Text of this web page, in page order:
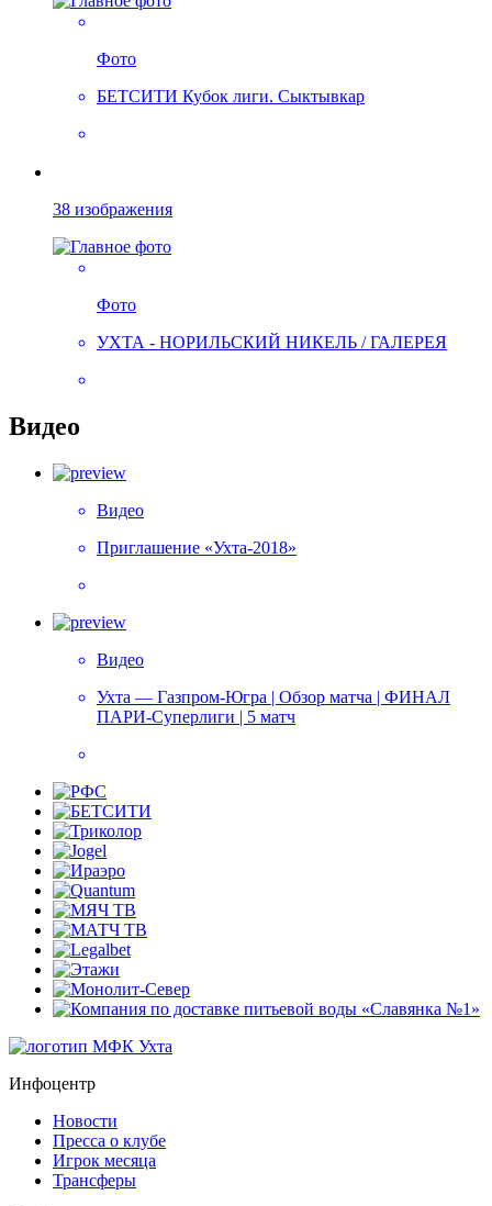
Фото
БЕТСИТИ Кубок лиги. Сыктывкар
38 изображения
Фото
УХТА - НОРИЛЬСКИЙ НИКЕЛЬ / ГАЛЕРЕЯ
Видео
Видео
Приглашение «Ухта-2018»
Видео
Ухта — Газпром-Югра | Обзор матча | ФИНАЛ
ПАРИ-Суперлиги | 5 матч
Инфоцентр
Новости
Пресса о клубе
Игрок месяца
Трансферы